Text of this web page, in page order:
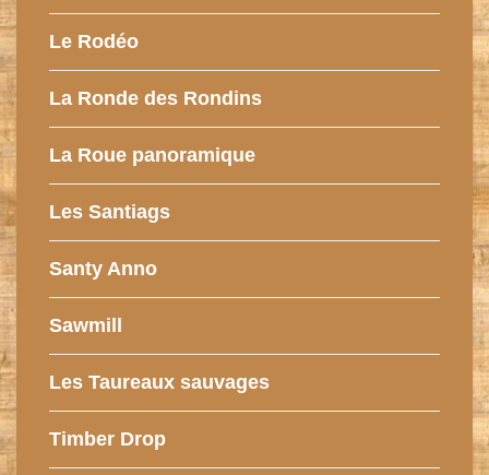
Le Rodéo
La Ronde des Rondins
La Roue panoramique
Les Santiags
Santy Anno
Sawmill
Les Taureaux sauvages
Timber Drop